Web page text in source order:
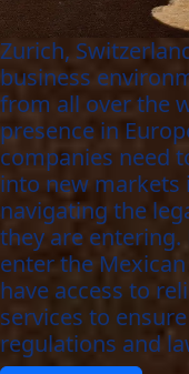
Zurich,
business
from all over the
presence in
companies need
into new markets
navigating the
they are
enter the
have access to
services to
regulations and